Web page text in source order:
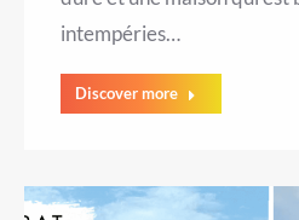
intempéries…
Discover more